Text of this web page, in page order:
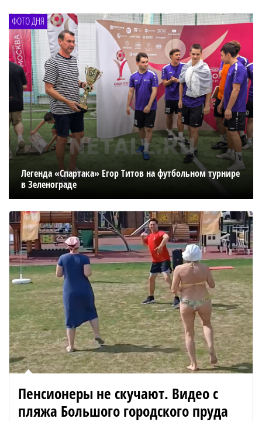
ФОТО ДНЯ
Легенда «Спартака» Егор Титов на футбольном турнире
в Зеленограде
Пенсионеры не скучают. Видео с
пляжа Большого городского пруда